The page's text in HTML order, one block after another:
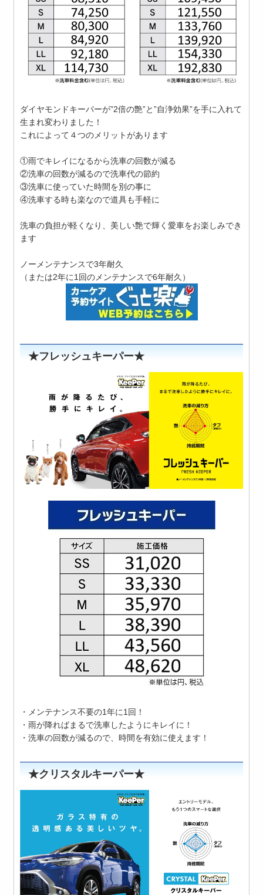
ダイヤモンドキーパーが”2倍の艶”と”自浄効果”を手に入れて
生まれ変わりました！
これによって４つのメリットがあります
①雨でキレイになるから洗車の回数が減る
②洗車の回数が減るので洗車代の節約
③洗車に使っていた時間を別の事に
④洗車する時も楽なので道具も手軽に
洗車の負担が軽くなり、美しい艶で輝く愛車をお楽しみでき
ます
ノーメンテナンスで3年耐久
（または2年に1回のメンテナンスで6年耐久）
★フレッシュキーパー★
・メンテナンス不要の1年に1回！
・雨が降ればまるで洗車したようにキレイに！
・洗車の回数が減るので、時間を有効に使えます！
★クリスタルキーパー★